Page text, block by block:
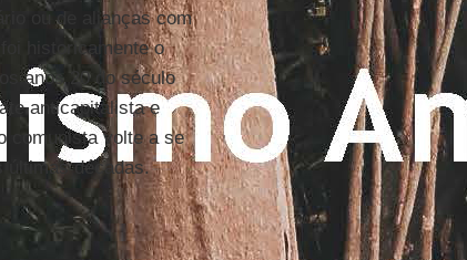
ou de alianças com
historicamente o
anos 20 do século
anticapitalista e
comunista volte a se
últimas décadas.